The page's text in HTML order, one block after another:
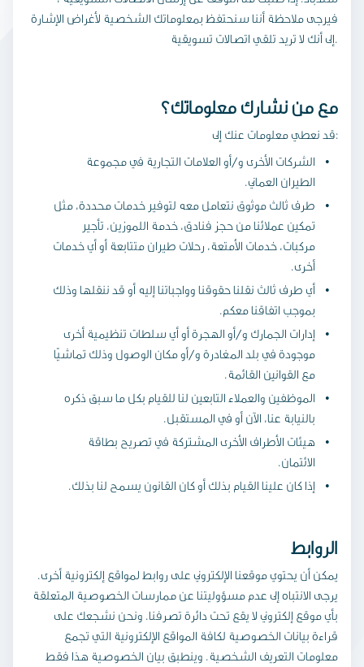
فيرجى ملاحظة أننا سنحتفظ بمعلوماتك الشخصية لأغراض الإشارة
إلى أنك لا تريد تلقي اتصالات تسويقية.
مع من نشارك معلوماتك؟
قد نعطي معلومات عنك إلى:
الشركات الأخرى و/أو العلامات التجارية في مجموعة
الطيران العماني.
طرف ثالث موثوق نتعامل معه لتوفير خدمات محددة، مثل
تمكين عملائنا من حجز فنادق، خدمة اللموزين، تأجير
مركبات، خدمات الأمتعة، رحلات طيران متتابعة أو أي خدمات
أخرى.
أي طرف ثالث نقلنا حقوقنا وواجباتنا إليه أو قد ننقلها وذلك
بموجب اتفاقنا معكم.
إدارات الجمارك و/أو الهجرة أو أي سلطات تنظيمية أخرى
موجودة في بلد المغادرة و/أو مكان الوصول وذلك تماشيًا
مع القوانين القائمة.
الموظفين والعملاء التابعين لنا للقيام بكل ما سبق ذكره
بالنيابة عنا، الآن أو في المستقبل.
هيئات الأطراف الأخرى المشتركة في تصريح بطاقة
الائتمان.
إذا كان علينا القيام بذلك أو كان القانون يسمح لنا بذلك.
الروابط
يمكن أن يحتوي موقعنا الإلكتروني على روابط لمواقع إلكترونية أخرى.
يرجى الانتباه إلى عدم مسؤوليتنا عن ممارسات الخصوصية المتعلقة
بأي موقع إلكتروني لا يقع تحت دائرة تصرفنا. ونحن نشجعك على
قراءة بيانات الخصوصية لكافة المواقع الإلكترونية التي تجمع
معلومات التعريف الشخصية. وينطبق بيان الخصوصية هذا فقط